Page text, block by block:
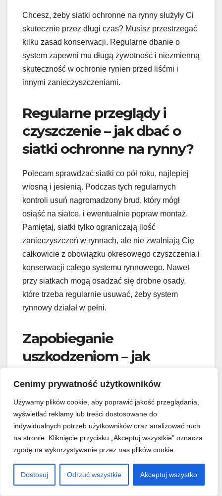
Cenimy prywatność użytkowników
Używamy plików cookie, aby poprawić jakość przeglądania,
wyświetlać reklamy lub treści dostosowane do
indywidualnych potrzeb użytkowników oraz analizować ruch
na stronie. Kliknięcie przycisku „Akceptuj wszystkie” oznacza
zgodę na wykorzystywanie przez nas plików cookie.
Dostosuj Odrzuć wszystkie Akceptuj wszystko
Chcesz, żeby siatki ochronne na rynny służyły Ci
skutecznie przez długi czas? Musisz przestrzegać
kilku zasad konserwacji. Regularne dbanie o
system zapewni mu długą żywotność i niezmienną
skuteczność w ochronie rynien przed liśćmi i
innymi zanieczyszczeniami.
Regularne przeglądy i
czyszczenie – jak dbać o
siatki ochronne na rynny?
Polecam sprawdzać siatki co pół roku, najlepiej
wiosną i jesienią. Podczas tych regularnych
kontroli usuń nagromadzony brud, który mógł
osiąść na siatce, i ewentualnie popraw montaż.
Pamiętaj, siatki tylko ograniczają ilość
zanieczyszczeń w rynnach, ale nie zwalniają Cię
całkowicie z obowiązku okresowego czyszczenia i
konserwacji całego systemu rynnowego. Nawet
przy siatkach mogą osadzać się drobne osady,
które trzeba regularnie usuwać, żeby system
rynnowy działał w pełni.
Zapobieganie
uszkodzeniom – jak
rynny przed
zniszczeniem?
Kiedy czyścisz rynny, zawsze zwracaj uwagę na
trwałość mocowań i staraj się unikać uszkodzeń
drabinami i narzędziami, żeby nie naruszyć
konstrukcji siatki ani jej zaczepów. Zwróć uwagę,